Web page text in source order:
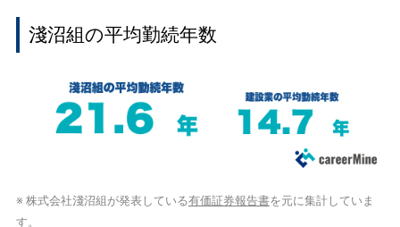
淺沼組の平均勤続年数
※ 株式会社淺沼組が発表している有価証券報告書を元に集計していま
す。